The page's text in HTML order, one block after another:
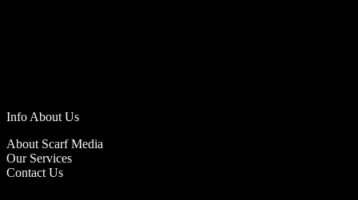
Info About Us
About Scarf Media
Our Services
Contact Us